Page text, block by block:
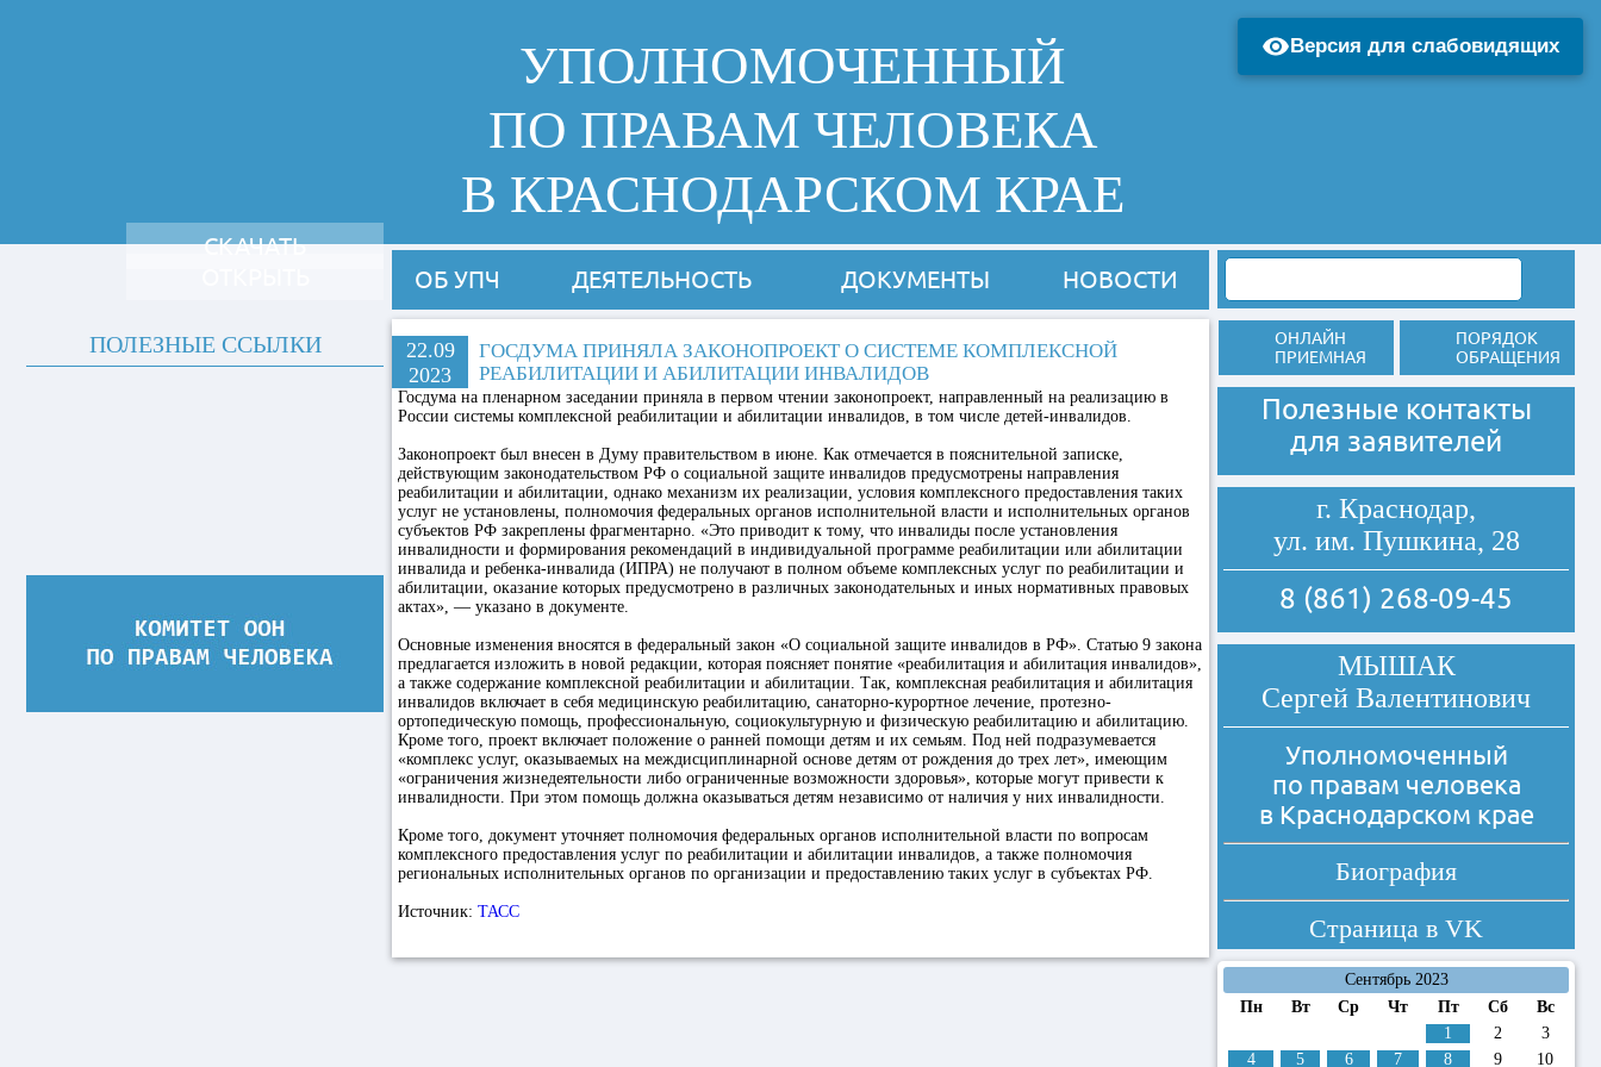
УПОЛНОМОЧЕННЫЙ
ПО ПРАВАМ ЧЕЛОВЕКА
В КРАСНОДАРСКОМ КРАЕ
ОБ УПЧ ДЕЯТЕЛЬНОСТЬ ДОКУМЕНТЫ НОВОСТИ
22.09
2023
ГОСДУМА ПРИНЯЛА ЗАКОНОПРОЕКТ О СИСТЕМЕ КОМПЛЕКСНОЙ
РЕАБИЛИТАЦИИ И АБИЛИТАЦИИ ИНВАЛИДОВ
Госдума на пленарном заседании приняла в первом чтении законопроект, направленный на реализацию в
России системы комплексной реабилитации и абилитации инвалидов, в том числе детей-инвалидов.
Законопроект был внесен в Думу правительством в июне. Как отмечается в пояснительной записке,
действующим законодательством РФ о социальной защите инвалидов предусмотрены направления
реабилитации и абилитации, однако механизм их реализации, условия комплексного предоставления таких
услуг не установлены, полномочия федеральных органов исполнительной власти и исполнительных органов
субъектов РФ закреплены фрагментарно. «Это приводит к тому, что инвалиды после установления
инвалидности и формирования рекомендаций в индивидуальной программе реабилитации или абилитации
инвалида и ребенка-инвалида (ИПРА) не получают в полном объеме комплексных услуг по реабилитации и
абилитации, оказание которых предусмотрено в различных законодательных и иных нормативных правовых
актах», — указано в документе.
Основные изменения вносятся в федеральный закон «О социальной защите инвалидов в РФ». Статью 9 закона
предлагается изложить в новой редакции, которая поясняет понятие «реабилитация и абилитация инвалидов»,
а также содержание комплексной реабилитации и абилитации. Так, комплексная реабилитация и абилитация
инвалидов включает в себя медицинскую реабилитацию, санаторно-курортное лечение, протезно-
ортопедическую помощь, профессиональную, социокультурную и физическую реабилитацию и абилитацию.
Кроме того, проект включает положение о ранней помощи детям и их семьям. Под ней подразумевается
«комплекс услуг, оказываемых на междисциплинарной основе детям от рождения до трех лет», имеющим
«ограничения жизнедеятельности либо ограниченные возможности здоровья», которые могут привести к
инвалидности. При этом помощь должна оказываться детям независимо от наличия у них инвалидности.
Кроме того, документ уточняет полномочия федеральных органов исполнительной власти по вопросам
комплексного предоставления услуг по реабилитации и абилитации инвалидов, а также полномочия
региональных исполнительных органов по организации и предоставлению таких услуг в субъектах РФ.
Источник: ТАСС
СКАЧАТЬ
ПОЛЕЗНЫЕ ССЫЛКИ
ОНЛАЙН
ПРИЕМНАЯ
ПОРЯДОК
ОБРАЩЕНИЯ
Полезные контакты
для заявителей
г. Краснодар,
ул. им. Пушкина, 28
8 (861) 268-09-45
МЫШАК
Сергей Валентинович
Уполномоченный
по правам человека
в Краснодарском крае
Биография
Страница в VK
Сентябрь 2023
Пн
Вт Ср Чт Пт Сб
Вс
1
2
3
4
5 6 7 8 9 10
Версия для слабовидящих